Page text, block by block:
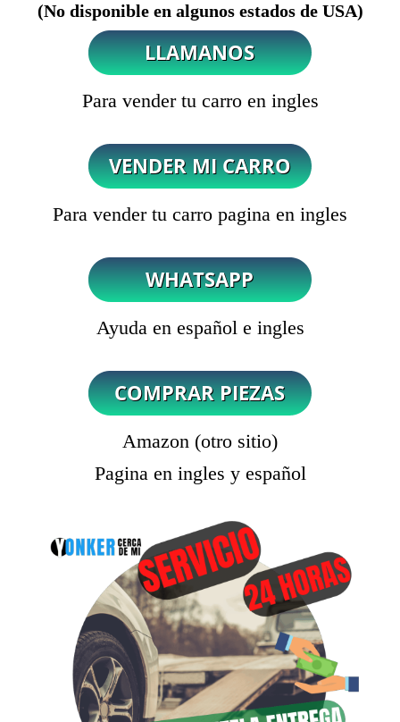
(No disponible en algunos estados de USA)
Para vender tu carro en ingles
Para vender tu carro pagina en ingles
Ayuda en español e ingles
Amazon (otro sitio)
Pagina en ingles y español